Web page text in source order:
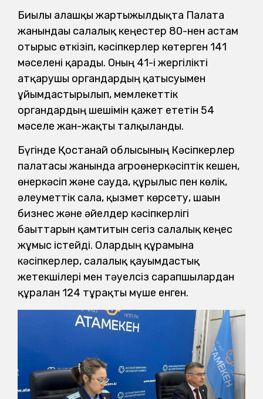
Биылғы алғашқы жартыжылдықта Палата
жанындағы салалық кеңестер 80-нен астам
отырыс өткізіп, кәсіпкерлер көтерген 141
мәселені қарады. Оның 41-і жергілікті
атқарушы органдардың қатысуымен
ұйымдастырылып, мемлекеттік
органдардың шешімін қажет ететін 54
мәселе жан-жақты талқыланды.
Бүгінде Қостанай облысының Кәсіпкерлер
палатасы жанында агроөнеркәсіптік кешен,
өнеркәсіп және сауда, құрылыс пен көлік,
әлеуметтік сала, қызмет көрсету, шағын
бизнес және әйелдер кәсіпкерлігі
бағыттарын қамтитын сегіз салалық кеңес
жұмыс істейді. Олардың құрамына
кәсіпкерлер, салалық қауымдастық
жетекшілері мен тәуелсіз сарапшылардан
құралған 124 тұрақты мүше енген.